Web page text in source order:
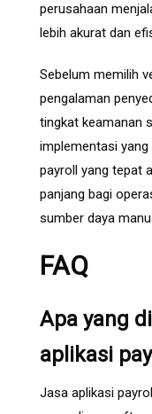
perusahaan
lebih akurat dan
Sebelum memilih
pengalaman
tingkat keamanan
implementasi
payroll yang tepat
panjang bagi
sumber daya
FAQ
Apa yang
aplikasi
Jasa aplikasi